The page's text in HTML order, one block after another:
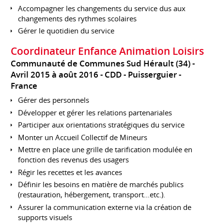
Accompagner les changements du service dus aux
changements des rythmes scolaires
Gérer le quotidien du service
Coordinateur Enfance Animation Loisirs
Communauté de Communes Sud Hérault (34)
Avril 2015 à août 2016 CDD
Puisserguier
France
Gérer des personnels
Développer et gérer les relations partenariales
Participer aux orientations stratégiques du service
Monter un Accueil Collectif de Mineurs
Mettre en place une grille de tarification modulée en
fonction des revenus des usagers
Régir les recettes et les avances
Définir les besoins en matière de marchés publics
(restauration, hébergement, transport...etc.).
Assurer la communication externe via la création de
supports visuels